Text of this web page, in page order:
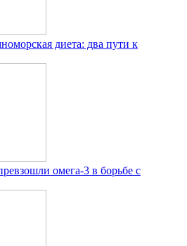
диета: два пути к
омега-3 в борьбе с